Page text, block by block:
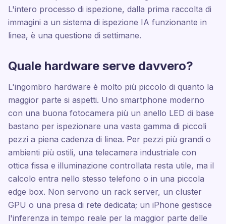
L'intero processo di ispezione, dalla prima raccolta di
immagini a un sistema di ispezione IA funzionante in
linea, è una questione di settimane.
Quale hardware serve davvero?
L'ingombro hardware è molto più piccolo di quanto la
maggior parte si aspetti. Uno smartphone moderno
con una buona fotocamera più un anello LED di base
bastano per ispezionare una vasta gamma di piccoli
pezzi a piena cadenza di linea. Per pezzi più grandi o
ambienti più ostili, una telecamera industriale con
ottica fissa e illuminazione controllata resta utile, ma il
calcolo entra nello stesso telefono o in una piccola
edge box. Non servono un rack server, un cluster
GPU o una presa di rete dedicata; un iPhone gestisce
l'inferenza in tempo reale per la maggior parte delle